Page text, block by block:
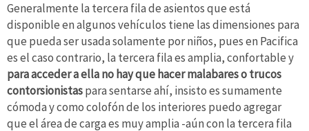
Generalmente la tercera fila de asientos que está
disponible en algunos vehículos tiene las dimensiones para
que pueda ser usada solamente por niños, pues en Pacifica
es el caso contrario, la tercera fila es amplia, confortable y
para acceder a ella no hay que hacer malabares o trucos
contorsionistaspara sentarse ahí, insisto es sumamente
cómoda y como colofón de los interiores puedo agregar
que el área de carga es muy amplia -aún con la tercera fila